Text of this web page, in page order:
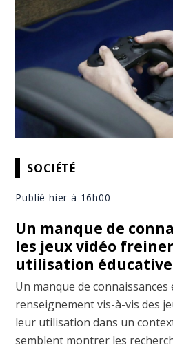
SOCIÉTÉ
Publié hier à 16h00
Un manque de
les jeux vidéo
utilisation éducative
Un manque de connaissances
renseignement vis-à-vis des
leur utilisation dans un
semblent montrer les